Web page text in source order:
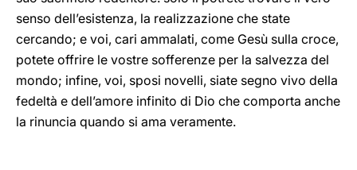
senso dell’esistenza, la realizzazione che state
cercando; e voi, cari ammalati, come Gesù sulla croce,
potete offrire le vostre sofferenze per la salvezza del
mondo; infine, voi, sposi novelli, siate segno vivo della
fedeltà e dell’amore infinito di Dio che comporta anche
la rinuncia quando si ama veramente.